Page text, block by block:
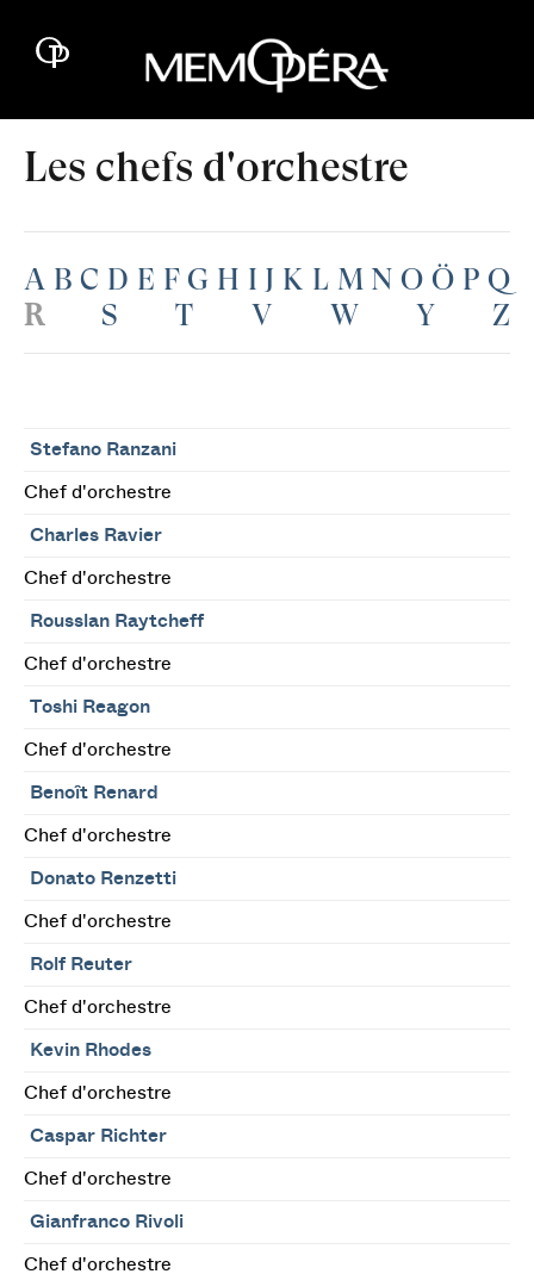
Les chefs d'orchestre
A B C D E F G H I J K L M N O Ö P Q
R
S T V W Y Z
Stefano Ranzani
Chef d'orchestre
Charles Ravier
Chef d'orchestre
Rousslan Raytcheff
Chef d'orchestre
Toshi Reagon
Chef d'orchestre
Benoît Renard
Chef d'orchestre
Donato Renzetti
Chef d'orchestre
Rolf Reuter
Chef d'orchestre
Kevin Rhodes
Chef d'orchestre
Caspar Richter
Chef d'orchestre
Gianfranco Rivoli
Chef d'orchestre